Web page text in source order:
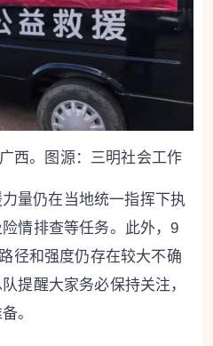
西。图源：三明社会工作
量仍在当地统一指挥下执
情排查等任务。
此外，9
径和强度仍存在较大不确
提醒大家务必保持关注，
。